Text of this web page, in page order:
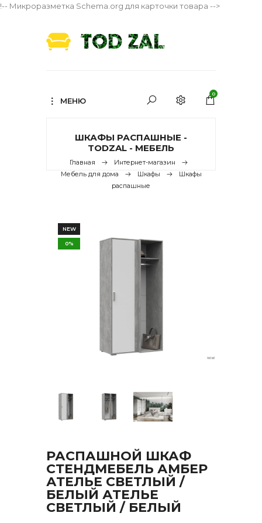
!-- Микроразметка Schema.org для карточки товара -->
МЕНЮ
0
ШКАФЫ РАСПАШНЫЕ -
TODZAL - МЕБЕЛЬ
Главная
Интернет-магазин
Мебель для дома
Шкафы
Шкафы
распашные
NEW
0%
РАСПАШНОЙ ШКАФ
СТЕНДМЕБЕЛЬ АМБЕР
АТЕЛЬЕ СВЕТЛЫЙ /
БЕЛЫЙ АТЕЛЬЕ
СВЕТЛЫЙ / БЕЛЫЙ